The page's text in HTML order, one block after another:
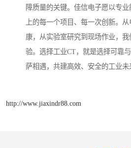
障质量的关键。佳信电子愿以专
上的每一个项目、每一次创新。
康，从实验室研究到现场作业，
验。选择工业CT，就是选择可靠
萨相遇，共建高效、安全的工业未
http://www.jiaxindr88.com